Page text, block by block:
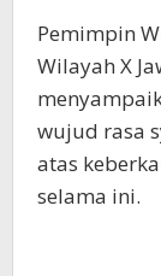
Pemimpin
Wilayah X
wujud rasa
atas
selama ini.